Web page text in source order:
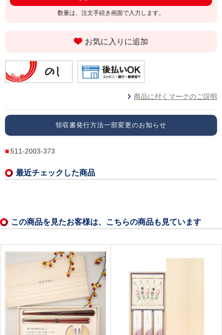
数量は、注文手続き画面で入力します。
お気に入りに追加
商品に付くマークのご説明
領収書発行方法一部変更のお知らせ
511-2003-373
最近チェックした商品
この商品を見たお客様は、こちらの商品も見ています